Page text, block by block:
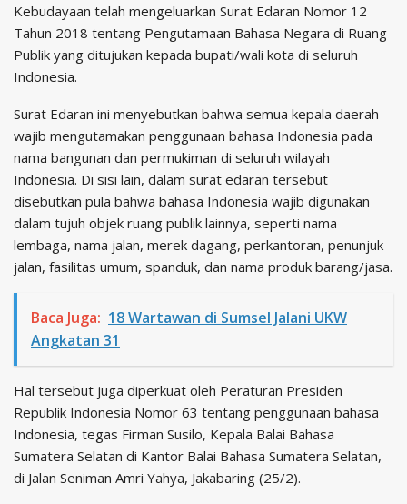
Kebudayaan telah mengeluarkan Surat Edaran Nomor 12
Tahun 2018 tentang Pengutamaan Bahasa Negara di Ruang
Publik yang ditujukan kepada bupati/wali kota di seluruh
Indonesia.
Surat Edaran ini menyebutkan bahwa semua kepala daerah
wajib mengutamakan penggunaan bahasa Indonesia pada
nama bangunan dan permukiman di seluruh wilayah
Indonesia. Di sisi lain, dalam surat edaran tersebut
disebutkan pula bahwa bahasa Indonesia wajib digunakan
dalam tujuh objek ruang publik lainnya, seperti nama
lembaga, nama jalan, merek dagang, perkantoran, penunjuk
jalan, fasilitas umum, spanduk, dan nama produk barang/jasa.
Baca Juga: 18 Wartawan di Sumsel Jalani UKW
Angkatan 31
Hal tersebut juga diperkuat oleh Peraturan Presiden
Republik Indonesia Nomor 63 tentang penggunaan bahasa
Indonesia, tegas Firman Susilo, Kepala Balai Bahasa
Sumatera Selatan di Kantor Balai Bahasa Sumatera Selatan,
di Jalan Seniman Amri Yahya, Jakabaring (25/2).